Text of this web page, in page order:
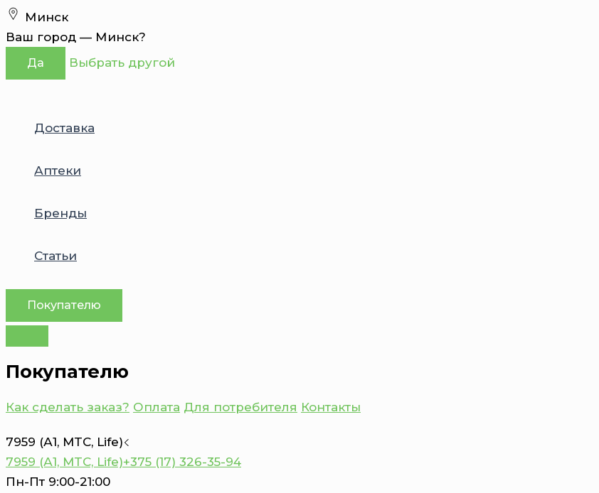
Перейти
к
содержимому
Минск
Ваш город — Минск?
Да Выбрать другой
Доставка
Аптеки
Бренды
Статьи
Покупателю
Покупателю
Как сделать заказ? Оплата Для потребителя Контакты
7959 (А1, MTC, Life)
7959 (А1, MTC, Life)+375 (17) 326-35-94
Пн-Пт 9:00-21:00